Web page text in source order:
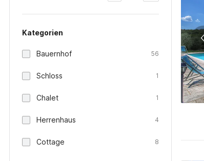
Kategorien
Bauernhof 56
Schloss 1
Chalet 1
Herrenhaus 4
Cottage 8